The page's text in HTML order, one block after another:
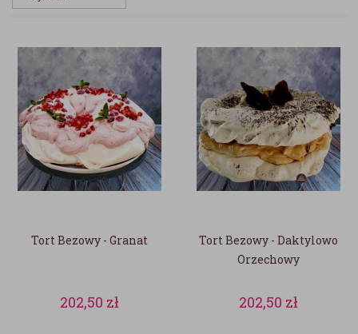
Tort Bezowy - Granat
202,50 zł
Tort Bezowy - Daktylowo
Orzechowy
202,50 zł